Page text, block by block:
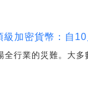
級加密貨幣：自
全行業的災難。大